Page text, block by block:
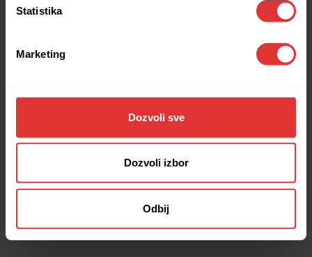
Statistika
Marketing
Dozvoli sve
Dozvoli izbor
Odbij